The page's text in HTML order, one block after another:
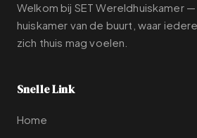
Welkom bij SET Wereldhuiskamer
huiskamer van de buurt, waar
zich thuis mag voelen.
Snelle Link
Home